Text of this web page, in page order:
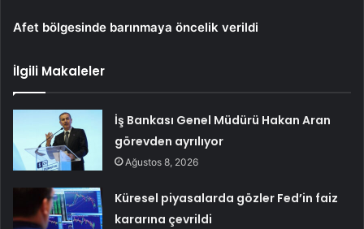
Afet bölgesinde barınmaya öncelik verildi
İlgili Makaleler
İş Bankası Genel Müdürü Hakan Aran
görevden ayrılıyor
Ağustos 8, 2026
Küresel piyasalarda gözler Fed’in faiz
kararına çevrildi